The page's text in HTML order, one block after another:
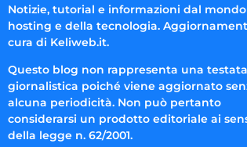
Notizie, tutorial e informazioni dal
hosting e della tecnologia.
cura di Keliweb.it.
Questo blog non rappresenta una testata
giornalistica poiché viene aggiornato
alcuna periodicità. Non può pertanto
considerarsi un prodotto editoriale ai
della legge n. 62/2001.